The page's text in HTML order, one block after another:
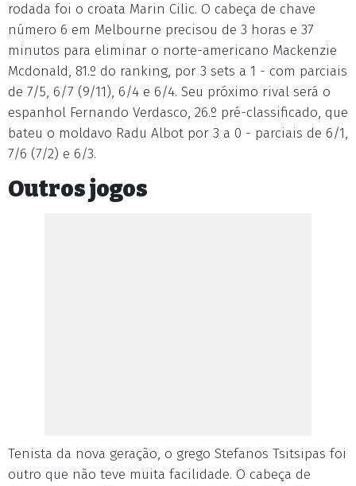
rodada foi o croata Marin Cilic. O cabeça de chave
número 6 em Melbourne precisou de 3 horas e 37
minutos para eliminar o norte-americano Mackenzie
Mcdonald, 81.º do ranking, por 3 sets a 1 - com parciais
de 7/5, 6/7 (9/11), 6/4 e 6/4. Seu próximo rival será o
espanhol Fernando Verdasco, 26.º pré-classificado, que
bateu o moldavo Radu Albot por 3 a 0 - parciais de 6/1,
7/6 (7/2) e 6/3.
Outros jogos
Tenista da nova geração, o grego Stefanos Tsitsipas foi
outro que não teve muita facilidade. O cabeça de